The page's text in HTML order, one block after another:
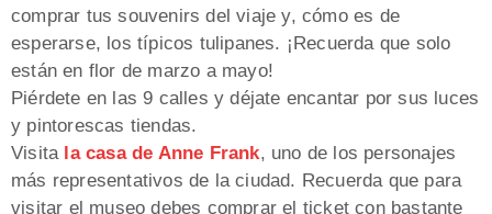
comprar tus souvenirs del viaje y, cómo es de
esperarse, los típicos tulipanes. ¡Recuerda que solo
están en flor de marzo a mayo!
Piérdete en las 9 calles y déjate encantar por sus luces
y pintorescas tiendas.
Visita la casa de Anne Frank, uno de los personajes
más representativos de la ciudad. Recuerda que para
visitar el museo debes comprar el ticket con bastante